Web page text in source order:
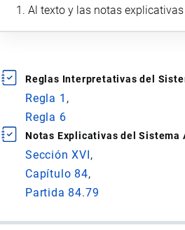
Al texto y las notas
Reglas Interpretativas del
Regla 1
Regla 6
Notas Explicativas del Sistema
Sección XVI
Capítulo 84
Partida 84.79